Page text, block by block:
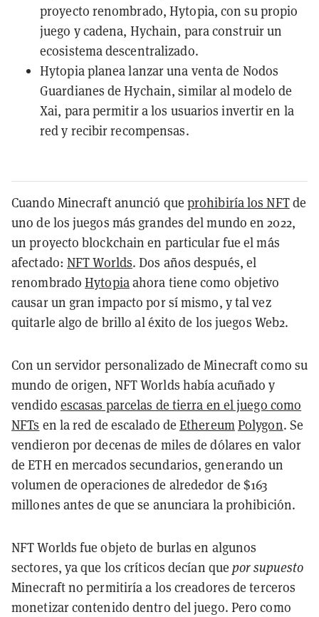
proyecto renombrado, Hytopia, con su propio
juego y cadena, Hychain, para construir un
ecosistema descentralizado.
Hytopia planea lanzar una venta de Nodos
Guardianes de Hychain, similar al modelo de
Xai, para permitir a los usuarios invertir en la
red y recibir recompensas.
Cuando Minecraft anunció que prohibiría los NFTde
uno de los juegos más grandes del mundo en 2022,
un proyecto blockchain en particular fue el más
afectado: NFT Worlds. Dos años después, el
renombradoHytopiaahora tiene como objetivo
causar un gran impacto por sí mismo, y tal vez
quitarle algo de brillo al éxito de los juegos Web2.
Con un servidor personalizado de Minecraft como su
mundo de origen, NFT Worlds había acuñado y
vendido escasas parcelas de tierra en el juego como
NFTs en la red de escalado deEthereumPolygon. Se
vendieron por decenas de miles de dólares en valor
de ETH en mercados secundarios, generando un
volumen de operaciones de alrededor de $163
millones antes de que se anunciara la prohibición.
NFT Worlds fue objeto de burlas en algunos
sectores, ya que los críticos decían quepor supuesto
Minecraft no permitiría a los creadores de terceros
monetizar contenido dentro del juego. Pero como